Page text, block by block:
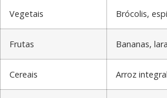
Vegetais Brócolis,
Frutas Bananas,
Cereais Arroz